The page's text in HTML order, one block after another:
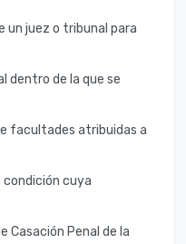
juez o tribunal para
dentro de la que se
facultades atribuidas a
condición cuya
Casación Penal de la